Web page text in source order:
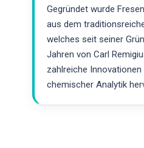
Gegründet wurde
aus dem
welches seit seiner
Jahren von Carl
zahlreiche Innovationen
chemischer Analytik